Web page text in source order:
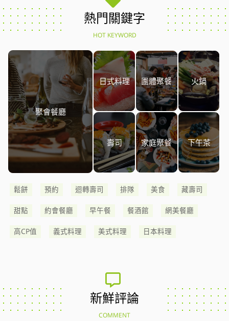
熱門關鍵字
HOT KEYWORD
聚會餐廳
日式料理 團體聚餐 火鍋
壽司 家庭聚餐 下午茶
鬆餅 預約 迴轉壽司 排隊 美食 藏壽司
甜點 約會餐廳 早午餐 餐酒館 網美餐廳
高CP值 義式料理 美式料理 日本料理
新鮮評論
COMMENT